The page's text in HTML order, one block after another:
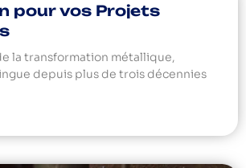
pour vos Projets
la transformation métallique,
depuis plus de trois décennies